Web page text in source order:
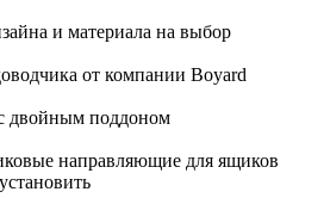
и материала на выбор
от компании Boyard
двойным поддоном
направляющие для ящиков